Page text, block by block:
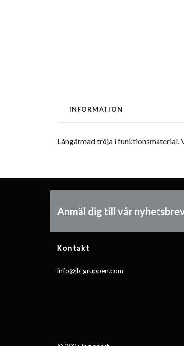
INFORMATION
Långärmad tröja i funktionsmaterial.
Anmäl dig till vår
Kontakt
info@jb-gruppen.com